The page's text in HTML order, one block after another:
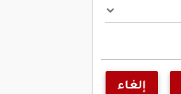
إلغاء